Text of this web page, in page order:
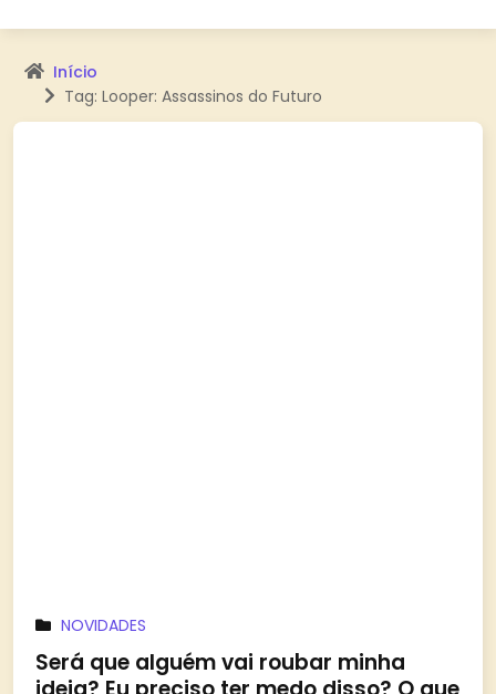
Início
Tag: Looper: Assassinos do Futuro
NOVIDADES
Será que alguém vai roubar minha